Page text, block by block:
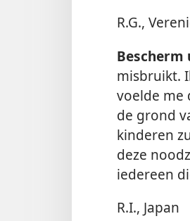
R.G.,
Bescherm
misbruikt.
voelde me
de grond
kinderen
deze
iedereen
R.I., Japan